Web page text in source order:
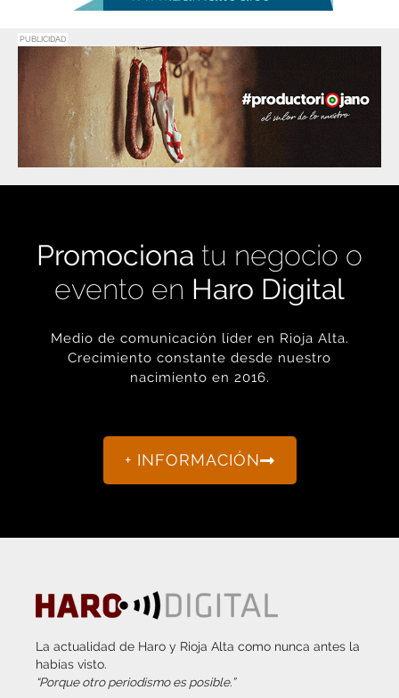
PUBLICIDAD
Promociona tu negocio o
evento en Haro Digital
Medio de comunicación líder en Rioja Alta.
Crecimiento constante desde nuestro
nacimiento en 2016.
+ INFORMACIÓN
La actualidad de Haro y Rioja Alta como nunca antes la
habías visto.
“Porque otro periodismo es posible.”